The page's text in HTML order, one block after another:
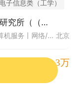
电子信息类（工学）
电子科学技术
（中国赛宝实验室））
事业单位·5000-10000人·计算机软件丨计算机服务丨网络/信息安全 北京
8千-1.3万